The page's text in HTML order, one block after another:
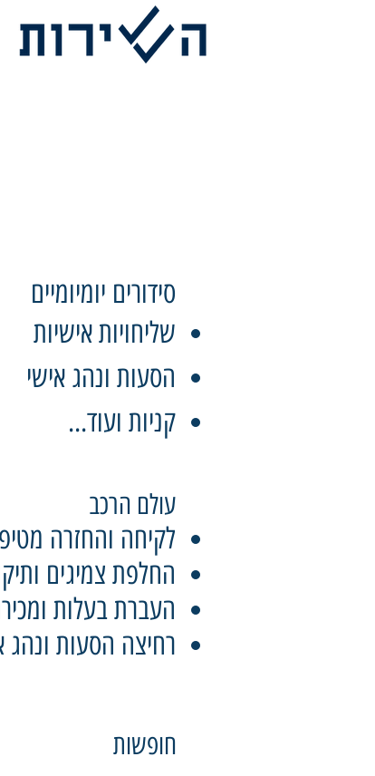
סידורים יומיומיים
שליחויות אישיות
הסעות ונהג אישי
קניות ועוד...
עולם הרכב
לקיחה והחזרה
החלפת צמיגים
העברת בעלות
רחיצה הסעות ונהג
חופשות